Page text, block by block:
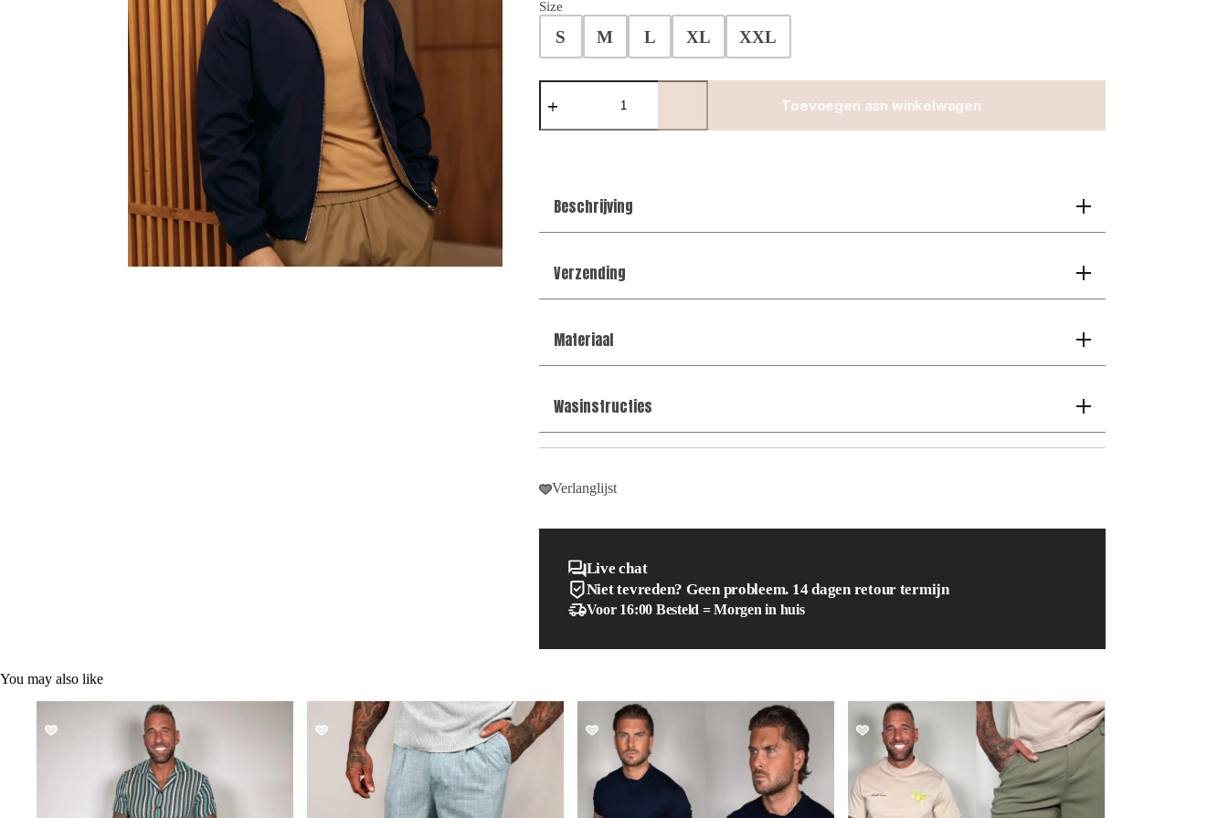
Size
S M L XL XXL
The
New
jacket
Toevoegen aan winkelwagen
Beschrijving
Verzending
Materiaal
Wasinstructies
Verlanglijst
Live chat
Niet tevreden? Geen probleem. 14 dagen retour termijn
Voor 16:00 Besteld = Morgen in huis
You may also like
SALE! SALE! SALE! SALE!